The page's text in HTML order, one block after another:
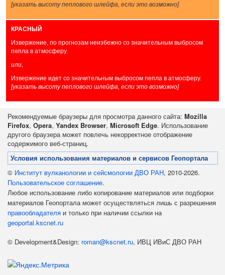
[указать высоту пеплового шлейфа, если это возможно]
КРАСНЫЙ
Извержение, по прогнозам неизбежно со значительным выбросом
пепла в атмосферу.
или,
Извержение идет со значительным выбросом пепла в атмосферу.
[указать высоту пеплового шлейфа, если это возможно]
Рекомендуемые браузеры для просмотра данного сайта: Mozilla
Firefox, Opera, Yandex Browser, Microsoft Edge. Использование
другого браузера может повлечь некорректное отображение
содержимого веб-страниц.
Условия использования материалов и сервисов Геопортала
© Институт вулканологии и сейсмологии ДВО РАН, 2010-2026.
Пользовательское соглашение.
Любое использование либо копирование материалов или подборки
материалов Геопортала может осуществляться лишь с разрешения
правообладателя и только при наличии ссылки на
geoportal.kscnet.ru
© Development&Design: roman@kscnet.ru, ИВЦ ИВиС ДВО РАН